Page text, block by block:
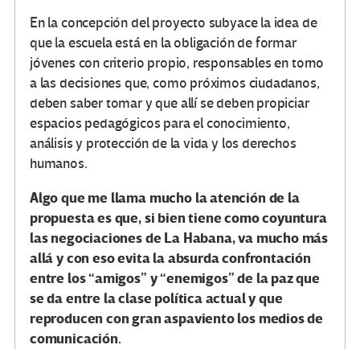
En la concepción del proyecto subyace la idea de
que la escuela está en la obligación de formar
jóvenes con criterio propio, responsables en torno
a las decisiones que, como próximos ciudadanos,
deben saber tomar y que allí se deben propiciar
espacios pedagógicos para el conocimiento,
análisis y protección de la vida y los derechos
humanos.
Algo que me llama mucho la atención de la
propuesta es que, si bien tiene como coyuntura
las negociaciones de La Habana, va mucho más
allá y con eso evita la absurda confrontación
entre los “amigos” y “enemigos” de la paz que
se da entre la clase política actual y que
reproducen con gran aspaviento los medios de
comunicación.